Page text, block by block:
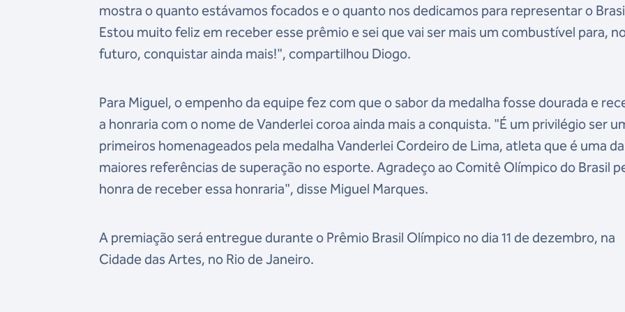
mostra o quanto estávamos focados e o quanto nos dedicamos para representar o
Estou muito feliz em receber esse prêmio e sei que vai ser mais um combustível para,
futuro, conquistar ainda mais!", compartilhou Diogo.
Para Miguel, o empenho da equipe fez com que o sabor da medalha fosse dourada e
a honraria com o nome de Vanderlei coroa ainda mais a conquista. "É um privilégio ser
primeiros homenageados pela medalha Vanderlei Cordeiro de Lima, atleta que é uma
maiores referências de superação no esporte. Agradeço ao Comitê Olímpico do Brasil
honra de receber essa honraria", disse Miguel Marques.
A premiação será entregue durante o Prêmio Brasil Olímpico no dia 11 de dezembro, na
Cidade das Artes, no Rio de Janeiro.